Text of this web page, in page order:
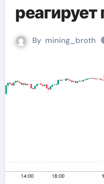
By mining_broth